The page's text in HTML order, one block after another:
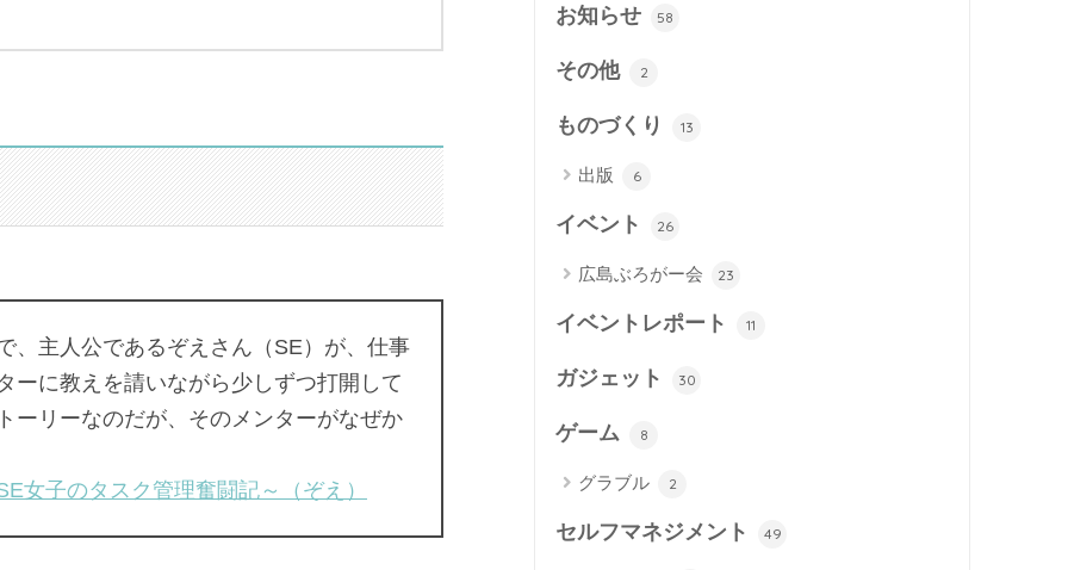
、主人公であるぞえさん（SE）が、仕事
ーに教えを請いながら少しずつ打開して
ーリーなのだが、そのメンターがなぜか
女子のタスク管理奮闘記～（ぞえ）
お知らせ 58
その他 2
ものづくり 13
出版 6
イベント 26
広島ぶろがー会 23
イベントレポート 11
ガジェット 30
ゲーム 8
グラブル 2
セルフマネジメント 49